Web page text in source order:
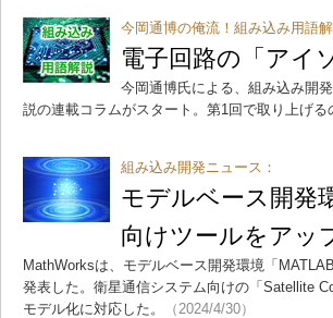
今岡通博の俺流！組み込み用語解
電子回路の「アイ
今岡通博氏による、組み込み開
説の連載コラムがスタート。第1回で取り上げ
組み込み開発ニュース：
モデルベース開発
向けツールをアッ
MathWorksは、モデルベース開発環境「
発表した。衛星通信システム向けの「Satellite
モデル化に対応した。
（2024/4/30）